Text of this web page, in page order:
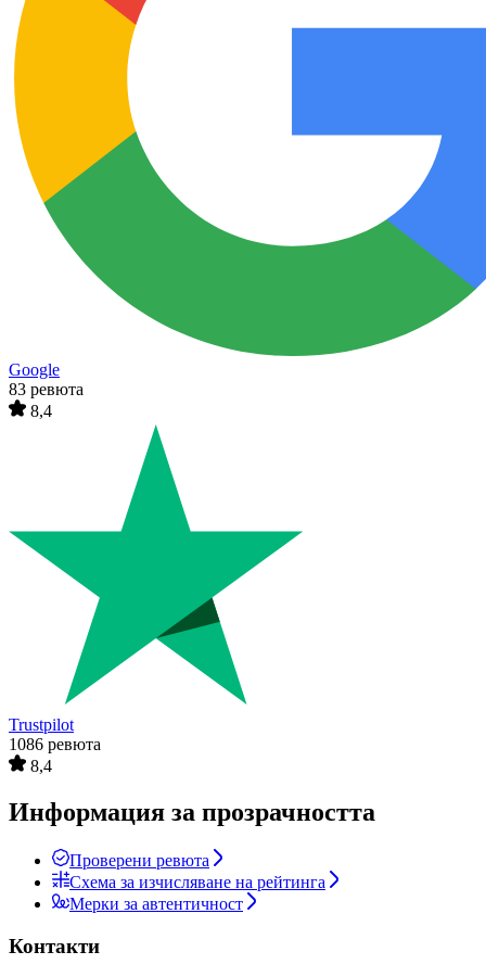
Google
83 ревюта
8,4
Trustpilot
1086 ревюта
8,4
Информация за прозрачността
Проверени ревюта
Схема за изчисляване на рейтинга
Мерки за автентичност
Контакти